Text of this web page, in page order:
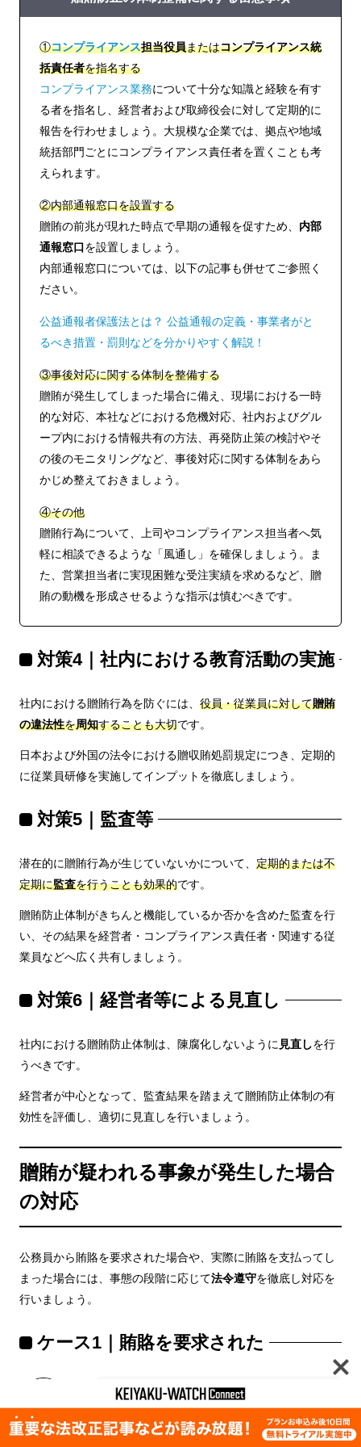
①コンプライアンス担当役員またはコンプライアンス統
括責任者を指名する
コンプライアンス業務について十分な知識と経験を有す
る者を指名し、経営者および取締役会に対して定期的に
報告を行わせましょう。大規模な企業では、拠点や地域
統括部門ごとにコンプライアンス責任者を置くことも考
えられます。
②内部通報窓口を設置する
贈賄の前兆が現れた時点で早期の通報を促すため、 内部
通報窓口を設置しましょう。
内部通報窓口については、以下の記事も併せてご参照く
ださい。
公益通報者保護法とは？ 公益通報の定義・事業者がと
るべき措置・罰則などを分かりやすく解説！
③事後対応に関する体制を整備する
贈賄が発生してしまった場合に備え、現場における一時
的な対応、本社などにおける危機対応、社内およびグル
ープ内における情報共有の方法、再発防止策の検討やそ
の後のモニタリングなど、事後対応に関する体制をあら
かじめ整えておきましょう。
④その他
贈賄行為について、上司やコンプライアンス担当者へ気
軽に相談できるような「風通し」を確保しましょう。ま
た、営業担当者に実現困難な受注実績を求めるなど、贈
賄の動機を形成させるような指示は慎むべきです。
対策4｜社内における教育活動の実施
社内における贈賄行為を防ぐには、 役員・従業員に対して贈賄
の違法性を周知することも大切です。
日本および外国の法令における贈収賄処罰規定につき、定期的
に従業員研修を実施してインプットを徹底しましょう。
対策5｜監査等
潜在的に贈賄行為が生じていないかについて、 定期的または不
定期に監査を行うことも効果的です。
贈賄防止体制がきちんと機能しているか否かを含めた監査を行
い、その結果を経営者・コンプライアンス責任者・関連する従
業員などへ広く共有しましょう。
対策6｜経営者等による見直し
社内における贈賄防止体制は、陳腐化しないように 見直しを行
うべきです。
経営者が中心となって、監査結果を踏まえて贈賄防止体制の有
効性を評価し、適切に見直しを行いましょう。
贈賄が疑われる事象が発生した場合
の対応
公務員から賄賂を要求された場合や、実際に賄賂を支払ってし
まった場合には、事態の段階に応じて法令遵守を徹底し対応を
行いましょう。
ケース1｜賄賂を要求された
ムートン
賄賂を要求されたものの、まだ支払ってはいない段
階では、断固として賄賂の支払いを拒否しましょ
う。